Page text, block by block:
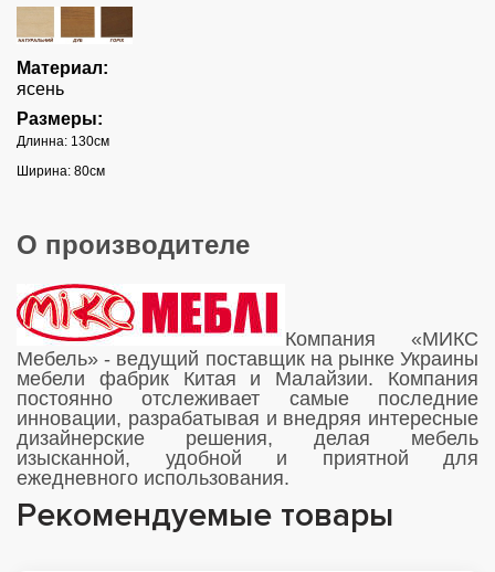
Материал:
ясень
Размеры:
Длинна: 130см
Ширина: 80см
О производителе
Компания «МИКС
Мебель» - ведущий поставщик на рынке Украины
мебели фабрик Китая и Малайзии. Компания
постоянно отслеживает самые последние
инновации, разрабатывая и внедряя интересные
дизайнерские решения, делая мебель
изысканной, удобной и приятной для
ежедневного использования.
Рекомендуемые товары